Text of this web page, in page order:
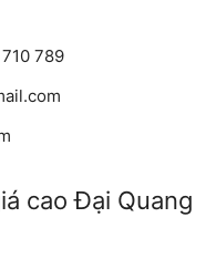
789
cao Đại Quang